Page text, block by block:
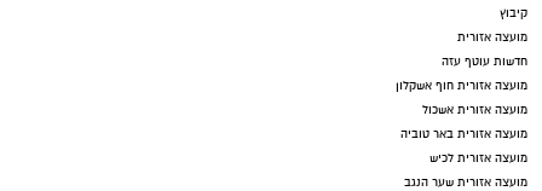
קיבוץ
מועצה אזורית
חדשות עוטף עזה
מועצה אזורית חוף אשקלון
מועצה אזורית אשכול
מועצה אזורית באר טוביה
מועצה אזורית לכיש
מועצה אזורית שער הנגב